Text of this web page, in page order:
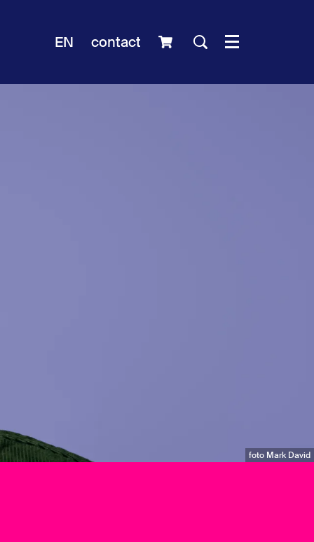
EN contact Menu
foto Mark David